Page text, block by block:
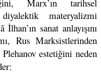
Marx’ın tarihsel
materyalizmi
sanat anlayışını
Rus Marksistlerinden
Plehanov estetiğini neden